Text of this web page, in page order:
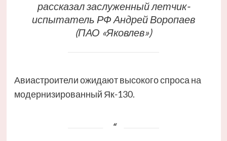
рассказал заслуженный летчик-
испытатель РФ Андрей Воропаев
(ПАО «Яковлев»)
Авиастроители ожидают высокого спроса на
модернизированный Як-130.